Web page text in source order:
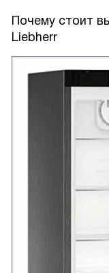
Почему стоит
Liebherr